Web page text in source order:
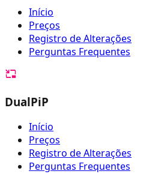
Início
Preços
Registro de Alterações
Perguntas Frequentes
DualPiP
Início
Preços
Registro de Alterações
Perguntas Frequentes